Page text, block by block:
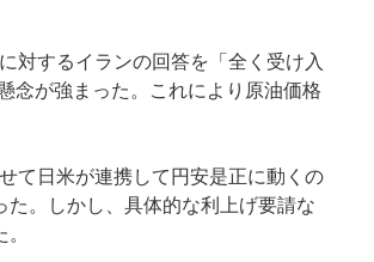
対するイランの回答を「全く受け入
念が強まった。これにより原油価格
て日米が連携して円安是正に動くの
。しかし、具体的な利上げ要請な